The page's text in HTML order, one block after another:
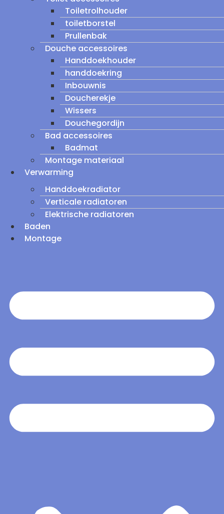
Toiletrolhouder
toiletborstel
Prullenbak
Douche accessoires
Handdoekhouder
handdoekring
Inbouwnis
Doucherekje
Wissers
Douchegordijn
Bad accessoires
Badmat
Montage materiaal
Verwarming
Handdoekradiator
Verticale radiatoren
Elektrische radiatoren
Baden
Montage